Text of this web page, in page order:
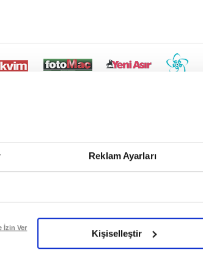
Reklam Ayarları
İzin Ver
Kişiselleştir